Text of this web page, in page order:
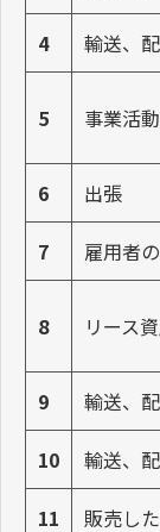
4 輸送、
5 事業活
6 出張
7 雇用者
8 リース
9 輸送、
10 輸送、
11 販売し